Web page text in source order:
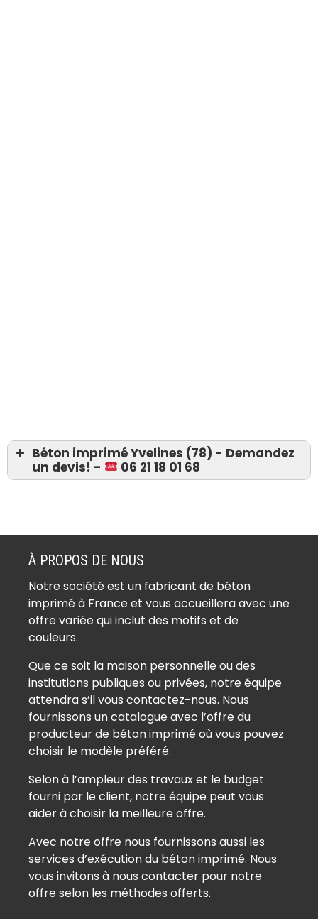
Béton imprimé Yvelines (78) - Demandez
un devis! -
06 21 18 01 68
Béton imprimé Ablis (78660)
Béton imprimé Achères (78260)
Béton imprimé Adainville (78113)
Béton imprimé Aigremont (78240)
Béton imprimé Allainville (78660)
Béton imprimé Andelu (78770)
Béton imprimé Arnouville-lès-
Mantes (78790)
Béton imprimé Aubergenville
(78410)
Béton imprimé Auffargis (78610)
Béton imprimé Auffreville-Brasseuil
(78930)
Béton imprimé Aulnay-sur-Mauldre
Béton imprimé Auteuil (78770)
Béton imprimé Autouillet (78770)
Béton imprimé Bailly (78870)
À PROPOS DE NOUS
Notre société est un fabricant de béton
imprimé à France et vous accueillera avec une
offre variée qui inclut des motifs et de
couleurs.
Que ce soit la maison personnelle ou des
institutions publiques ou privées, notre équipe
attendra s’il vous contactez-nous. Nous
fournissons un catalogue avec l’offre du
producteur de béton imprimé où vous pouvez
choisir le modèle préféré.
Selon à l’ampleur des travaux et le budget
fourni par le client, notre équipe peut vous
aider à choisir la meilleure offre.
Avec notre offre nous fournissons aussi les
services d’exécution du béton imprimé. Nous
vous invitons à nous contacter pour notre
offre selon les méthodes offerts.